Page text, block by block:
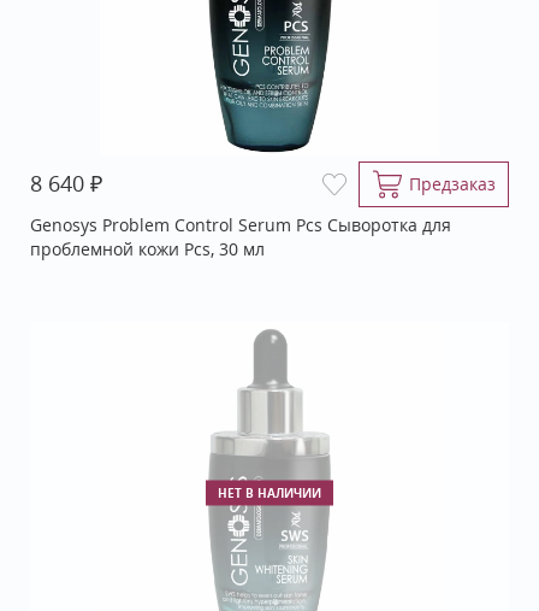
8 640 ₽
Предзаказ
Genosys Problem Control Serum Pcs Сыворотка для
проблемной кожи Pcs, 30 мл
НЕТ В НАЛИЧИИ